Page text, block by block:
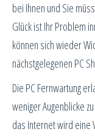
bei Ihnen und Sie
Glück ist Ihr Problem
können sich wieder
nächstgelegenen PC
Die PC Fernwartung
weniger Augenblicke
das Internet wird eine